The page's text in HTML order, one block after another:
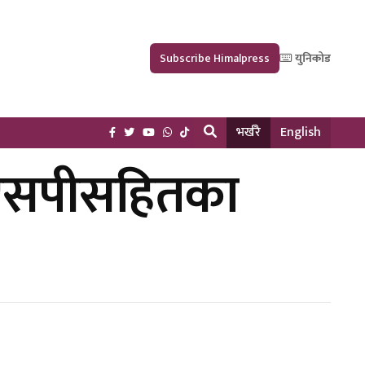
Subscribe Himalpress युनिकोड
भर्खरै English